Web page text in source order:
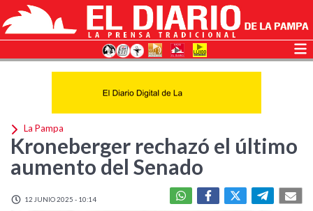
La Pampa
Kroneberger rechazó el último
aumento del Senado
12 JUNIO 2025 - 10:14